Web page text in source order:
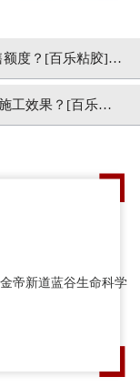
度？[百乐粘胶]服
工效果？[百乐粘
帝新道蓝谷生命科学